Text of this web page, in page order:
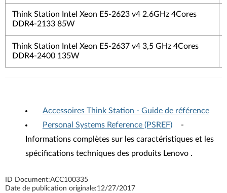
Think Station Intel Xeon E5-2623 v4 2.6GHz 4Cores
DDR4-2133 85W
Think Station Intel Xeon E5-2637 v4 3,5 GHz 4Cores
DDR4-2400 135W
Accessoires Think Station - Guide de référence
Personal Systems Reference (PSREF)
-
Informations complètes sur les caractéristiques et les
spécifications techniques des produits Lenovo .
ID Document:ACC100335
Date de publication originale:12/27/2017